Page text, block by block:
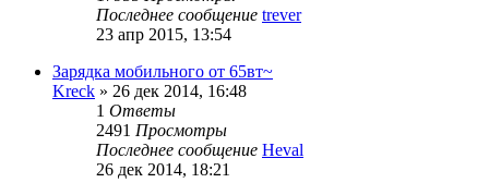
Последнее сообщение trever
23 апр 2015, 13:54
Зарядка мобильного от 65вт~
Kreck » 26 дек 2014, 16:48
1 Ответы
2491 Просмотры
Последнее сообщение Heval
26 дек 2014, 18:21